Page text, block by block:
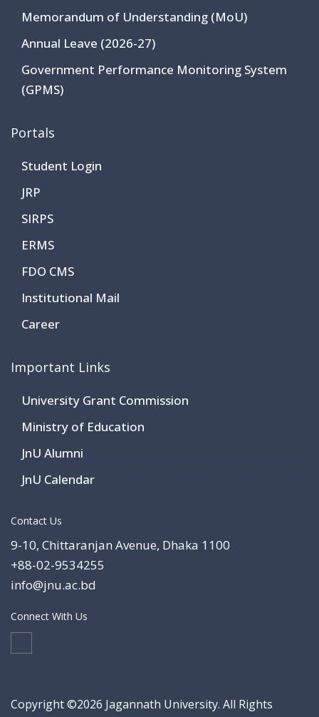
Memorandum of Understanding (MoU)
Annual Leave (2026-27)
Government Performance Monitoring System
(GPMS)
Portals
Student Login
JRP
SIRPS
ERMS
FDO CMS
Institutional Mail
Career
Important Links
University Grant Commission
Ministry of Education
JnU Alumni
JnU Calendar
Contact Us
9-10, Chittaranjan Avenue, Dhaka 1100
+88-02-9534255
info@jnu.ac.bd
Connect With Us
Copyright ©2026 Jagannath University. All Rights